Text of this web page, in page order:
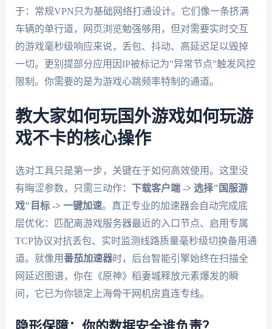
于：常规VPN只为基础网络打通设计。它们像一条挤满
车辆的单行道，网页浏览勉强够用，但对需要实时交互
的游戏毫秒级响应来说，丢包、抖动、高延迟足以毁掉
一切。更别提部分应用因IP被标记为"异常节点"触发风控
限制。你需要的是为游戏心跳频率特制的通道。
教大家如何玩国外游戏如何玩游
戏不卡的核心操作
选对工具只是第一步，关键在于如何高效使用。这里没
有晦涩参数，只需三动作： 下载客户端 -> 选择"国服游
戏"目标 -> 一键加速。真正专业的加速器会自动完成底
层优化：匹配离游戏服务器最近的入口节点、启用专属
TCP协议对抗丢包、实时监测线路质量毫秒级切换备用通
道。就像用番茄加速器时，后台智能引擎始终在扫描全
网延迟图谱，你在《原神》稻妻城释放元素爆发的瞬
间，它已为你锁定上海骨干网机房直连专线。